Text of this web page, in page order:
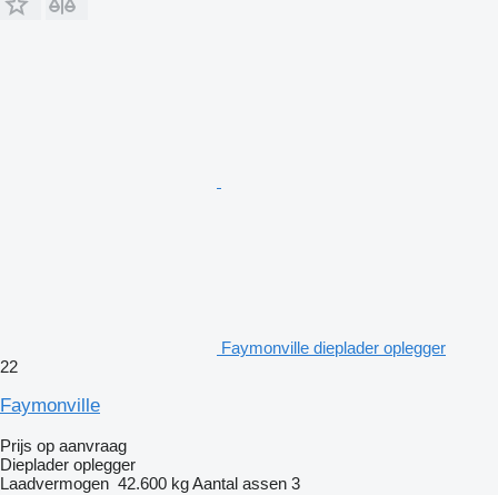
Faymonville dieplader oplegger
22
Faymonville
Prijs op aanvraag
Dieplader oplegger
Laadvermogen 42.600 kgAantal assen 3